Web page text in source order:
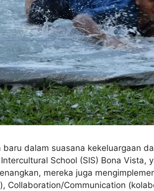
dalam suasana kekeluargaan
School (SIS) Bona Vista,
mereka juga
Collaboration/Communication